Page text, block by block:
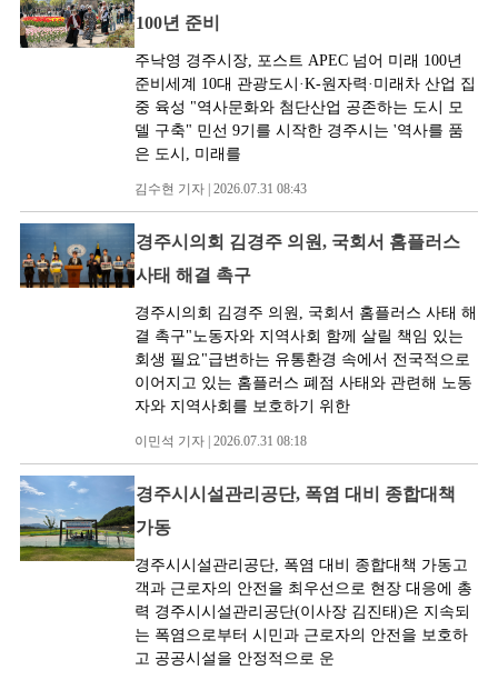
100년 준비
주낙영 경주시장, 포스트 APEC 넘어 미래 100년
준비세계 10대 관광도시·K-원자력·미래차 산업 집
중 육성 "역사문화와 첨단산업 공존하는 도시 모
델 구축" 민선 9기를 시작한 경주시는 '역사를 품
은 도시, 미래를
김수현 기자 | 2026.07.31 08:43
경주시의회 김경주 의원, 국회서 홈플러스
사태 해결 촉구
경주시의회 김경주 의원, 국회서 홈플러스 사태 해
결 촉구"노동자와 지역사회 함께 살릴 책임 있는
회생 필요"급변하는 유통환경 속에서 전국적으로
이어지고 있는 홈플러스 폐점 사태와 관련해 노동
자와 지역사회를 보호하기 위한
이민석 기자 | 2026.07.31 08:18
경주시시설관리공단, 폭염 대비 종합대책
가동
경주시시설관리공단, 폭염 대비 종합대책 가동고
객과 근로자의 안전을 최우선으로 현장 대응에 총
력 경주시시설관리공단(이사장 김진태)은 지속되
는 폭염으로부터 시민과 근로자의 안전을 보호하
고 공공시설을 안정적으로 운